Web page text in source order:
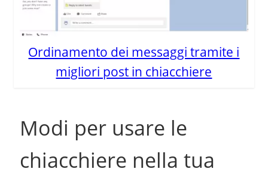
Ordinamento dei messaggi tramite i
migliori post in chiacchiere
Modi per usare le
chiacchiere nella tua